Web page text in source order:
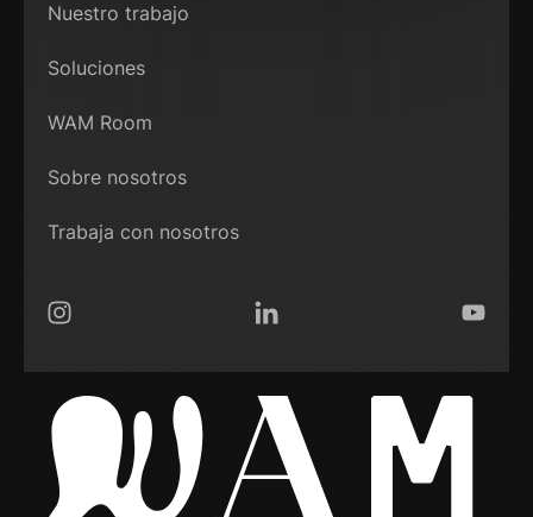
Nuestro trabajo
Soluciones
WAM Room
Sobre nosotros
Trabaja con nosotros
Instagram LinkedIn